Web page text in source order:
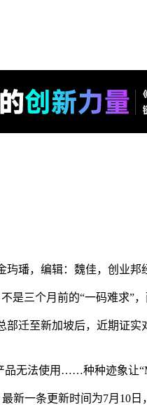
玙璠，编辑：魏佳，创业邦
三个月前的“一码难求”，
部迁至新加坡后，近期
无法使用……种种迹象让
一条更新时间为7月10日